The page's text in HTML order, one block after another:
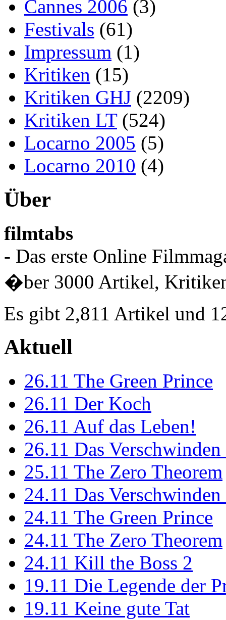
Cannes 2006 (3)
Festivals (61)
Impressum (1)
Kritiken (15)
Kritiken GHJ (2209)
Kritiken LT(524)
Locarno 2005 (5)
Locarno 2010 (4)
Über
filmtabs
- Das erste Online
�ber 3000 Artikel,
Es gibt 2,811 Artikel und
Aktuell
26.11 The Green Prince
26.11 Der Koch
26.11 Auf das Leben!
26.11 Das
25.11 The Zero Theorem
24.11 Das
24.11 The Green Prince
24.11 The Zero Theorem
24.11 Kill the Boss 2
19.11 Die Legende der
19.11 Keine gute Tat